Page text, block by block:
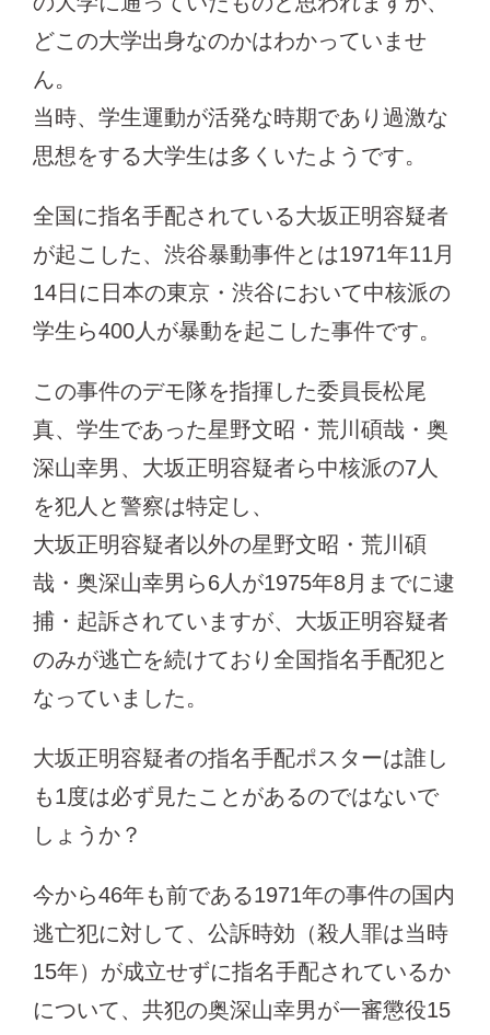
どこの大学出身なのかはわかっていませ
ん。
当時、学生運動が活発な時期であり過激な
思想をする大学生は多くいたようです。
全国に指名手配されている大坂正明容疑者
が起こした、渋谷暴動事件とは1971年11月
14日に日本の東京・渋谷において中核派の
学生ら400人が暴動を起こした事件です。
この事件のデモ隊を指揮した委員長松尾
真、学生であった星野文昭・荒川碩哉・奥
深山幸男、大坂正明容疑者ら中核派の7人
を犯人と警察は特定し、
大坂正明容疑者以外の星野文昭・荒川碩
哉・奥深山幸男ら6人が1975年8月までに逮
捕・起訴されていますが、大坂正明容疑者
のみが逃亡を続けており全国指名手配犯と
なっていました。
大坂正明容疑者の指名手配ポスターは誰し
も1度は必ず見たことがあるのではないで
しょうか？
今から46年も前である1971年の事件の国内
逃亡犯に対して、公訴時効（殺人罪は当時
15年）が成立せずに指名手配されているか
について、共犯の奥深山幸男が一審懲役15